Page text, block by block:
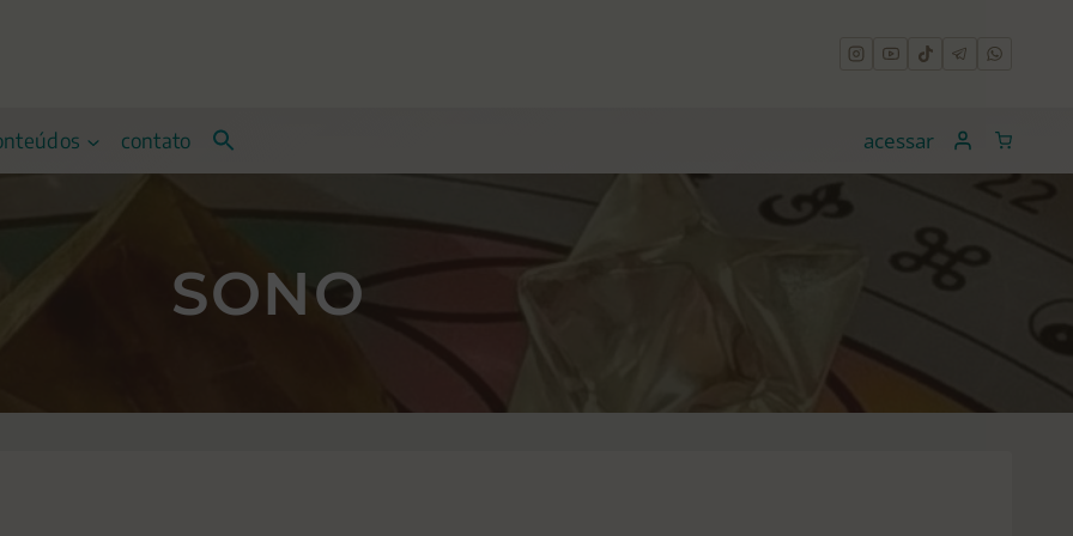
contato acessar
SONO